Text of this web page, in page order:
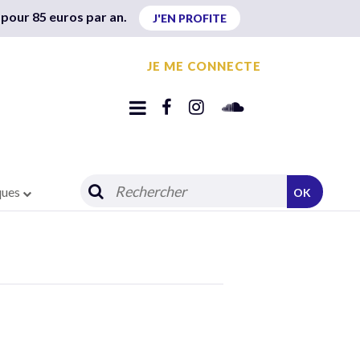
85 euros par an. J'EN PROFITE
JE ME CONNECTE
OK